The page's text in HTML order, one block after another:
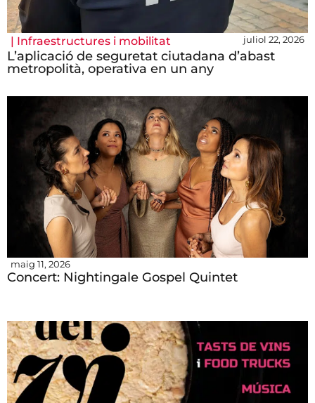
| Infraestructures i mobilitat juliol 22, 2026
L’aplicació de seguretat ciutadana d’abast
metropolità, operativa en un any
maig 11, 2026
Concert: Nightingale Gospel Quintet